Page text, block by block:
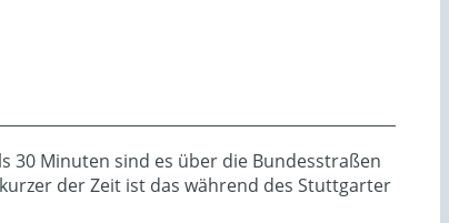
30 Minuten sind es über die Bundesstraßen
der Zeit ist das während des Stuttgarter